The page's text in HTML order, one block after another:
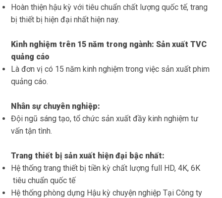
Hoàn thiện hậu kỳ với tiêu chuẩn chất lượng quốc tế, trang
bị thiết bị hiện đại nhất hiện nay.
Kinh nghiệm trên 15 năm trong ngành: Sản xuất TVC
quảng cáo
Là đơn vị có 15 năm kinh nghiệm trong việc sản xuất phim
quảng cáo.
Nhân sự chuyên nghiệp:
Đội ngũ sáng tạo, tổ chức sản xuất đầy kinh nghiệm tư
vấn tận tình.
Trang thiết bị sản xuất hiện đại bậc nhất:
Hệ thống trang thiết bị tiền kỳ chất lượng full HD, 4K, 6K
tiêu chuẩn quốc tế
Hệ thống phòng dựng Hậu kỳ chuyện nghiệp Tại Công ty